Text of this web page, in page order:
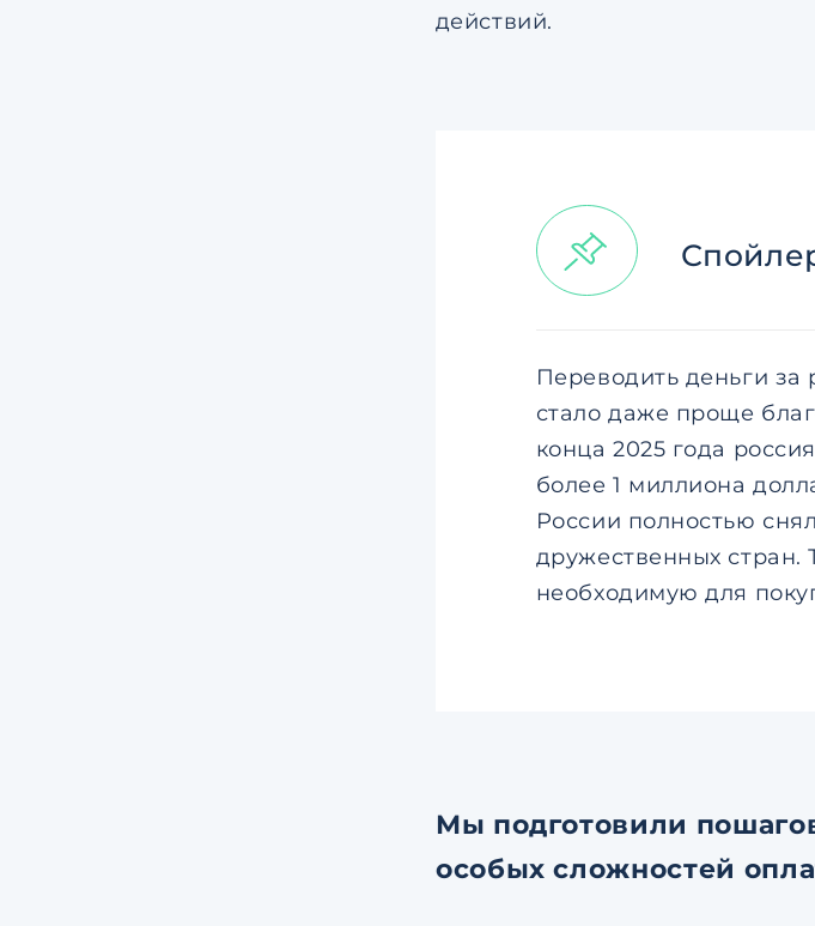
действий.
Переводить деньги
стало даже проще
конца 2025 года
более 1 миллиона
России полностью
дружественных
необходимую для
Мы подготовили
особых сложностей